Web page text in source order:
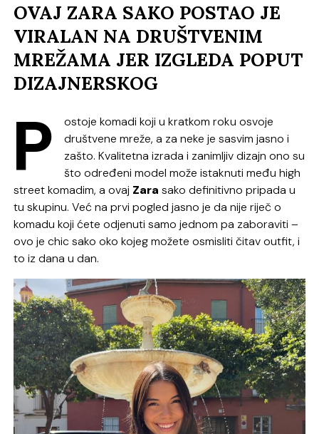
OVAJ ZARA SAKO POSTAO JE
VIRALAN NA DRUŠTVENIM
MREŽAMA JER IZGLEDA POPUT
DIZAJNERSKOG
P
ostoje komadi koji u kratkom roku osvoje
društvene mreže, a za neke je sasvim jasno i
zašto. Kvalitetna izrada i zanimljiv dizajn ono su
što određeni model može istaknuti među high
street komadim, a ovaj Zara sako definitivno pripada u
tu skupinu. Već na prvi pogled jasno je da nije riječ o
komadu koji ćete odjenuti samo jednom pa zaboraviti –
ovo je chic sako oko kojeg možete osmisliti čitav outfit, i
to iz dana u dan.